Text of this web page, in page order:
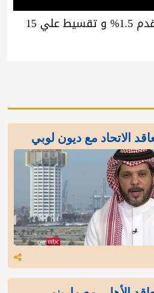
عرض لفترة محدودة مقدم 1.5% و تقسيط علي 15
الاتحاد مع ديون لوبي